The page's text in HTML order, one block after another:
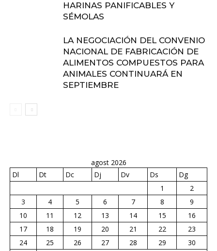
HARINAS PANIFICABLES Y
SÉMOLAS
LA NEGOCIACIÓN DEL CONVENIO
NACIONAL DE FABRICACIÓN DE
ALIMENTOS COMPUESTOS PARA
ANIMALES CONTINUARÁ EN
SEPTIEMBRE
agost 2026
Dl
Dt Dc Dj Dv Ds
Dg
1
2
3
4 5 6 7 8
9
10
11 12 13 14 15
16
17
18 19 20 21 22
23
24
25 26 27 28 29
30